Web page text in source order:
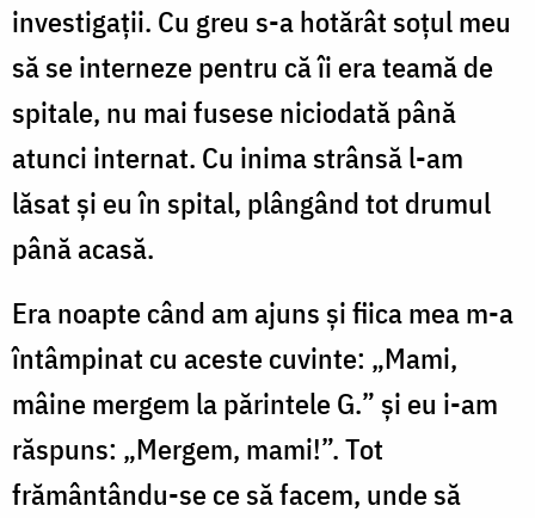
investigații. Cu greu s-a hotărât soțul meu
să se interneze pentru că îi era teamă de
spitale, nu mai fusese niciodată până
atunci internat. Cu inima strânsă l-am
lăsat și eu în spital, plângând tot drumul
până acasă.
Era noapte când am ajuns și fiica mea m-a
întâmpinat cu aceste cuvinte: „Mami,
mâine mergem la părintele G.” și eu i-am
răspuns: „Mergem, mami!”. Tot
frământându-se ce săfacem, unde să